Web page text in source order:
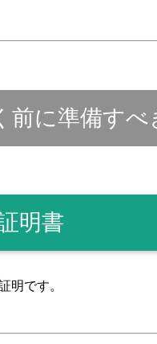
前に準備すべ
明書
明です。